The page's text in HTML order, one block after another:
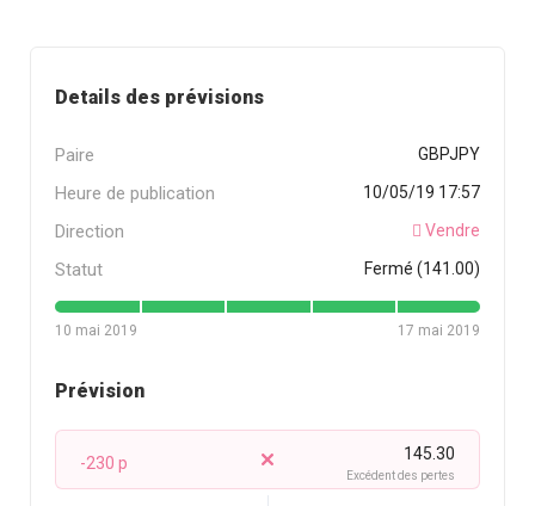
Details des prévisions
Paire GBPJPY
Heure de publication 10/05/19 17:57
Direction Vendre
Statut Fermé (141.00)
10 mai 2019 17 mai 2019
Prévision
-230 p 145.30
Excédent des pertes